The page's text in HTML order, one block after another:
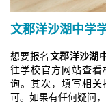
文郡洋沙湖中学
想要报名 文郡洋沙湖
往学校官方网站查
询。其次，填写相关
可。如果有任何疑问